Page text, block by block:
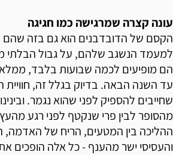
עונה קצרה שמרגישה כמו חגיגה
הקסם של הדובדבנים הוא גם בזה שהם
למעמד הנשגב שלהם, על גבול הבלתי
הם מופיעים לכמה שבועות בלבד,
עד השנה הבאה. בדיוק בגלל זה, חוויית
שחייבים להספיק לפני שהוא נגמר.
מהסופר לבין פרי שנקטף לפני רגע
ההליכה בין המטעים, הריח של האדמה,
והעסיסי ישר מהענף - כל אלה הופכים